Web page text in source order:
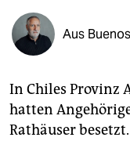
shop
fragen & hilfe
unterstützen
abo
Aus
In Chiles Provinz
hatten
Rathäuser